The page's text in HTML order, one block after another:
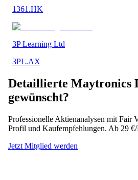
1361.HK
3P Learning Ltd
3PL.AX
Detaillierte Maytronics
gewünscht?
Professionelle Aktienanalysen mit Fair
Profil und Kaufempfehlungen. Ab 29
Jetzt Mitglied werden